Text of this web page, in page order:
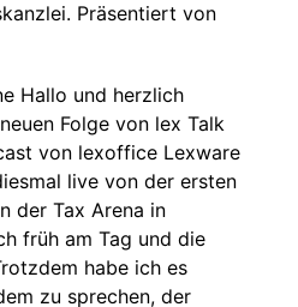
Präsentiert von
Hallo und herzlich
Folge von lex Talk
von lexoffice Lexware
live von der ersten
der Tax Arena in
früh am Tag und die
habe ich es
zu sprechen, der